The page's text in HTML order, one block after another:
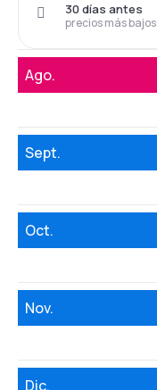
precios más bajos
30 días antes
Ago.
Sept.
Oct.
Nov.
Dic.